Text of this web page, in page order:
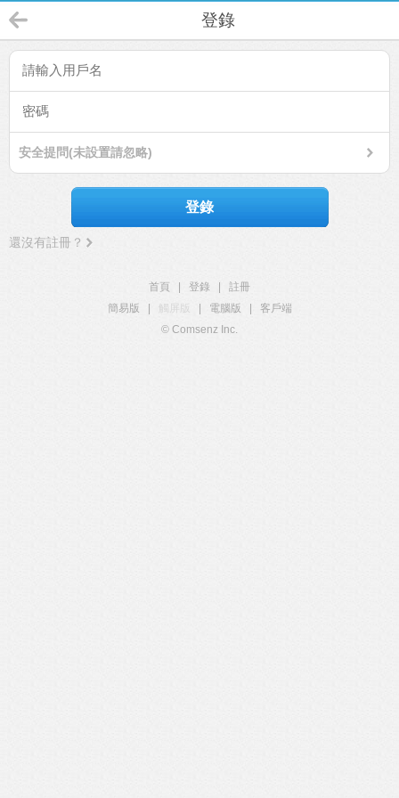
登錄
安全提問(未設置請忽略)
登錄
還沒有註冊？
首頁 登錄
註冊
簡易版
觸屏版 電腦版
客戶端
© Comsenz Inc.